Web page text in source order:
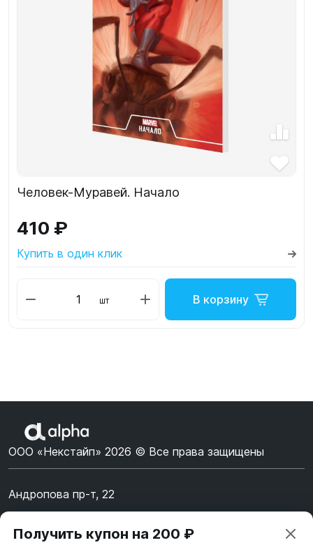
Человек-Муравей. Начало
410 ₽
Купить в один клик
шт В корзину
ООО «Некстайп» 2026 © Все права защищены
Андропова пр-т, 22
8 (800) 123-55-44
Получить купон на 200 ₽